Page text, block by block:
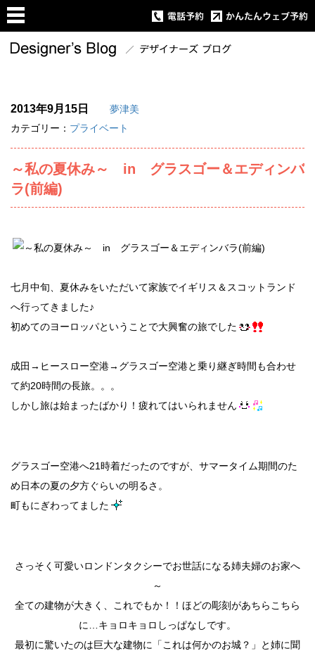
2013年9月15日
夢津美
カテゴリー： プライベート
～私の夏休み～ in グラスゴー＆エディンバ
ラ(前編)
七月中旬、夏休みをいただいて家族でイギリス＆スコットランド
へ行ってきました♪
初めてのヨーロッパということで大興奮の旅でした
成田→ヒースロー空港→グラスゴー空港と乗り継ぎ時間も合わせ
て約20時間の長旅。。。
しかし旅は始まったばかり！疲れてはいられません
グラスゴー空港へ21時着だったのですが、サマータイム期間のた
め日本の夏の夕方ぐらいの明るさ。
町もにぎわってました
さっそく可愛いロンドンタクシーでお世話になる姉夫婦のお家へ
～
全ての建物が大きく、これでもか！！ほどの彫刻があちらこちら
に…キョロキョロしっぱなしです。
最初に驚いたのは巨大な建物に「これは何かのお城？」と姉に聞